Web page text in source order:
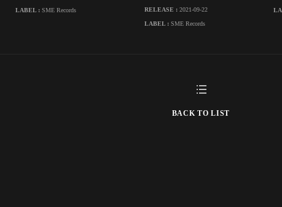
LABEL : SME Records RELEASE : 2021-09-22
LABEL : SME Records
BACK TO LIST